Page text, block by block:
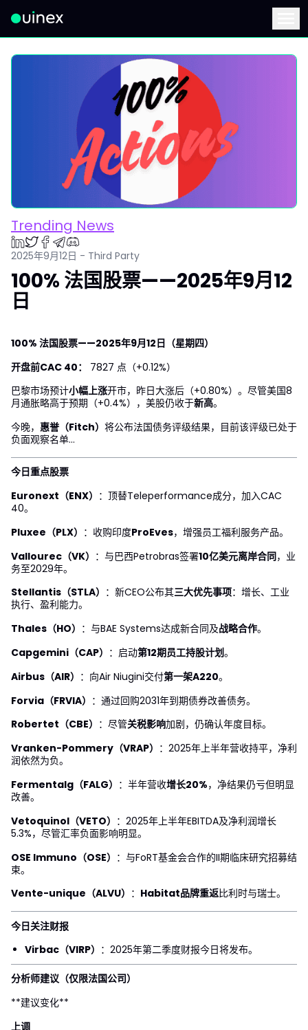
Trending News
2025年9月12日 - Third Party
100% 法国股票——2025年9月12
日
100% 法国股票——2025年9月12日（星期四）
开盘前CAC 40：
7827 点（+0.12%）
巴黎市场预计小幅上涨开市，昨日大涨后（+0.80%）。尽管美国8
月通胀略高于预期（+0.4%），美股仍收于新高。
今晚， 惠誉（Fitch） 将公布法国债务评级结果，目前该评级已处于
负面观察名单...
今日重点股票
Euronext（ENX） ：顶替Teleperformance成分，加入CAC
40。
Pluxee（PLX） ：收购印度ProEves，增强员工福利服务产品。
Vallourec（VK） ：与巴西Petrobras签署10亿美元离岸合同，业
务至2029年。
Stellantis（STLA） ：新CEO公布其三大优先事项：增长、工业
执行、盈利能力。
Thales（HO） ：与BAE Systems达成新合同及战略合作。
Capgemini（CAP） ：启动第12期员工持股计划。
Airbus（AIR） ：向Air Niugini交付第一架A220。
Forvia（FRVIA） ：通过回购2031年到期债券改善债务。
Robertet（CBE） ：尽管关税影响加剧，仍确认年度目标。
Vranken-Pommery（VRAP） ：2025年上半年营收持平，净利
润依然为负。
Fermentalg（FALG） ：半年营收增长20%，净结果仍亏但明显
改善。
Vetoquinol（VETO） ：2025年上半年EBITDA及净利润增长
5.3%，尽管汇率负面影响明显。
OSE Immuno（OSE） ：与FoRT基金会合作的II期临床研究招募结
束。
Vente-unique（ALVU） ： Habitat品牌重返比利时与瑞士。
今日关注财报
Virbac（VIRP） ：2025年第二季度财报今日将发布。
分析师建议（仅限法国公司）
**建议变化**
上调